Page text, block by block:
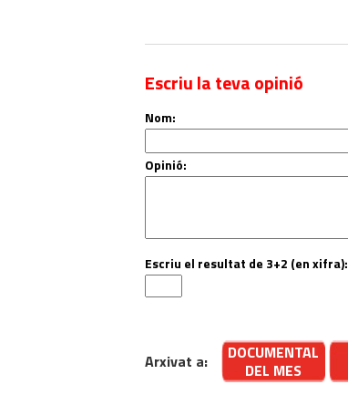
Escriu la teva opinió
Nom:
Opinió:
Escriu el resultat de 3+2 (en xifra):
Arxivat a:
DOCUMENTAL
DEL MES